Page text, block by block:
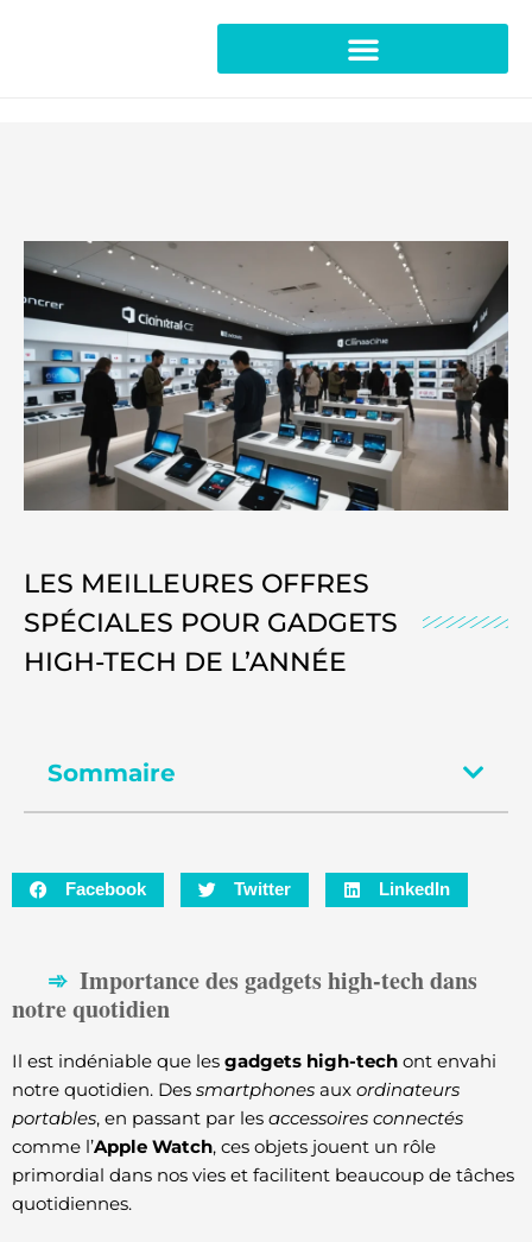
LES MEILLEURES OFFRES
SPÉCIALES POUR GADGETS
HIGH-TECH DE L’ANNÉE
Sommaire
Facebook Twitter LinkedIn
Importance des gadgets high-tech dans
notre quotidien
Il est indéniable que les gadgets high-tech ont envahi
notre quotidien. Des smartphones aux ordinateurs
portables, en passant par les accessoires connectés
comme l’Apple Watch, ces objets jouent un rôle
primordial dans nos vies et facilitent beaucoup de tâches
quotidiennes.